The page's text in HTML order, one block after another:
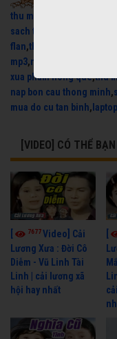
thu mua do cu
sach toi pham hoc
flan,the hinh
mp3,nhac dance remix
xua pham hong que,thu
nap bon cau thong minh,
mua do cu tan binh,
[VIDEO] CÓ THỂ
7677Video] Cải
Lương Xưa : Đời Cô
Diễm - Vũ Linh Tài
Linh | cải lương xã
hội hay nhất